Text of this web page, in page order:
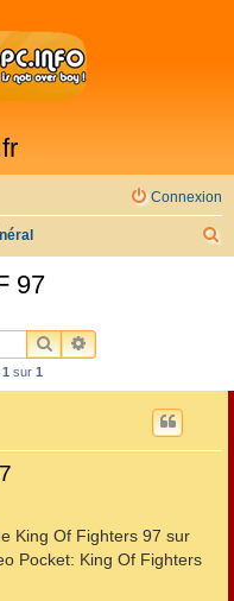
Connexion
r
h
97
RECHERCHER
RECHERCHE
1 sur 1
King Of Fighters 97 sur
Pocket: King Of Fighters